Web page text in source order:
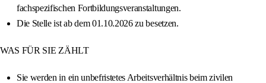
fachspezifischen Fortbildungsveranstaltungen.
Die Stelle ist ab dem 01.10.2026 zu besetzen.
WAS FÜR SIE ZÄHLT
Sie werden in ein unbefristetes Arbeitsverhältnis beim zivilen